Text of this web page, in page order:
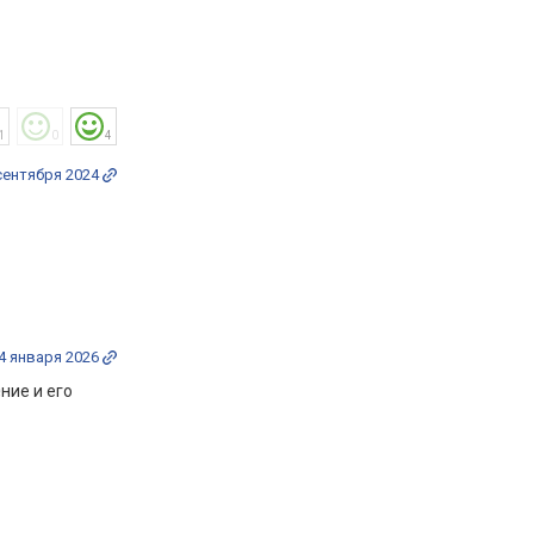
1 0 4
2024
января 2026
и его